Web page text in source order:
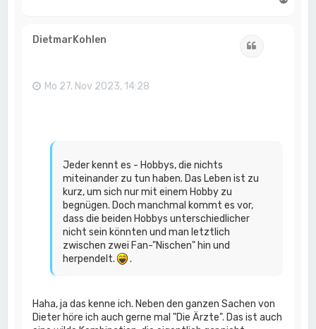
DietmarKohlen
Mo 27. Nov 2023, 14:28
Jeder kennt es - Hobbys, die nichts
miteinander zu tun haben. Das Leben ist zu
kurz, um sich nur mit einem Hobby zu
begnügen. Doch manchmal kommt es vor,
dass die beiden Hobbys unterschiedlicher
nicht sein könnten und man letztlich
zwischen zwei Fan-"Nischen" hin und
herpendelt.
.
Haha, ja das kenne ich. Neben den ganzen Sachen von
Dieter höre ich auch gerne mal "Die Ärzte". Das ist auch